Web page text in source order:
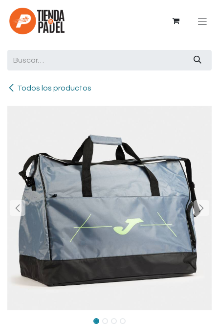
Ir al contenido
Todos los productos